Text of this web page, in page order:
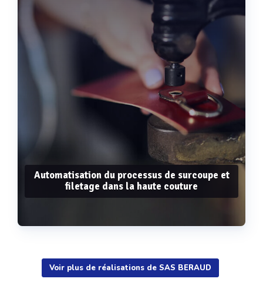
Automatisation du processus de surcoupe et
filetage dans la haute couture
Voir plus
Voir plus de réalisations de SAS BERAUD